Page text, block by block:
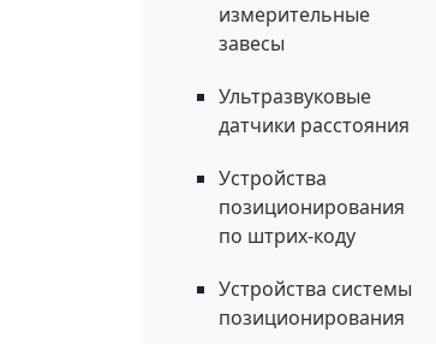
измерительные
завесы
Ультразвуковые
датчики расстояния
Устройства
позиционирования
по штрих-коду
Устройства системы
позиционирования